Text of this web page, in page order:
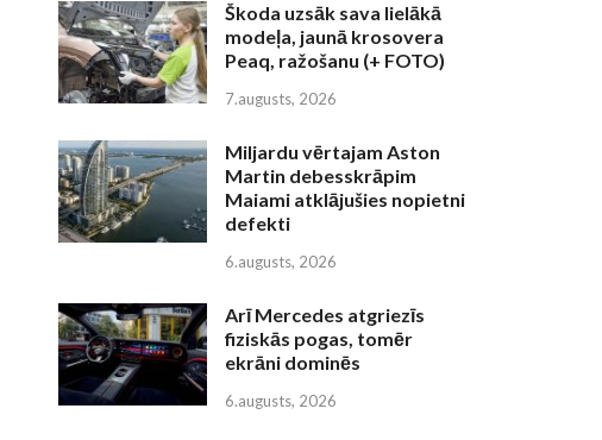
Škoda uzsāk sava lielākā
modeļa, jaunā krosovera
Peaq, ražošanu (+ FOTO)
7.augusts, 2026
Miljardu vērtajam Aston
Martin debesskrāpim
Maiami atklājušies nopietni
defekti
6.augusts, 2026
Arī Mercedes atgriezīs
fiziskās pogas, tomēr
ekrāni dominēs
6.augusts, 2026